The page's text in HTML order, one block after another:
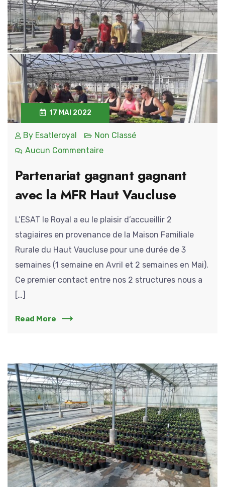
17 MAI 2022
By Esatleroyal
Non Classé
Aucun Commentaire
Partenariat gagnant gagnant
avec la MFR Haut Vaucluse
L’ESAT le Royal a eu le plaisir d’accueillir 2
stagiaires en provenance de la Maison Familiale
Rurale du Haut Vaucluse pour une durée de 3
semaines (1 semaine en Avril et 2 semaines en Mai).
Ce premier contact entre nos 2 structures nous a
[…]
Read More